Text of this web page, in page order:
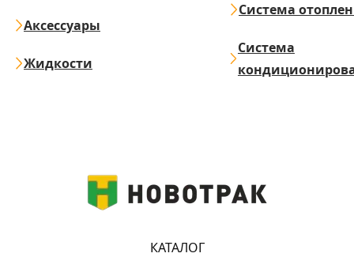
Аксессуары
Жидкости
Система
Система
КАТАЛОГ